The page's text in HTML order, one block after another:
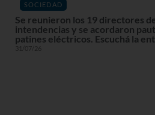
SOCIEDAD
Se reunieron los 19 directores
intendencias y se acordaron
patines eléctricos. Escuchá la
31/07/26